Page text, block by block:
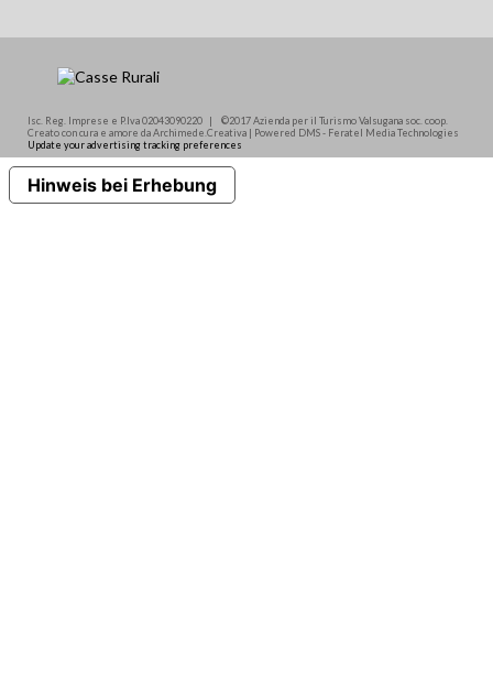
Isc. Reg. Imprese e P.Iva 02043090220 | ©2017 Azienda per il Turismo Valsugana soc. coop.
Creato con cura e amore da Archimede.Creativa | Powered DMS - Feratel Media Technologies
Update your advertising tracking preferences
Hinweis bei Erhebung